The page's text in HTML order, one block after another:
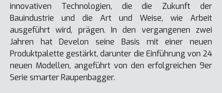
innovativen Technologien, die die Zukunft der
Bauindustrie und die Art und Weise, wie Arbeit
ausgeführt wird, prägen. In den vergangenen zwei
Jahren hat Develon seine Basis mit einer neuen
Produktpalette gestärkt, darunter die Einführung von 24
neuen Modellen, angeführt von den erfolgreichen 9er
Serie smarter Raupenbagger.